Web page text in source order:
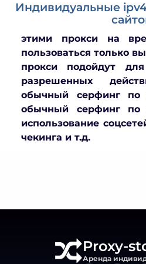
Индивидуальные
этими прокси на
пользоваться только
прокси подойдут
разрешенных
обычный серфинг по
обычный серфинг по
использование
чекинга и т.д.
Proxy-
Аренда